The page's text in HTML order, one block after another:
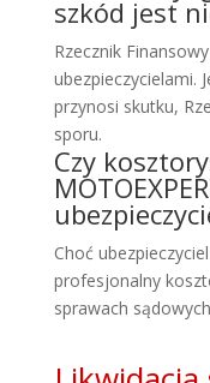
szkód jest
Rzecznik
ubezpieczycielami.
przynosi skutku,
sporu.
Czy
Choć
profesjonalny
sprawach